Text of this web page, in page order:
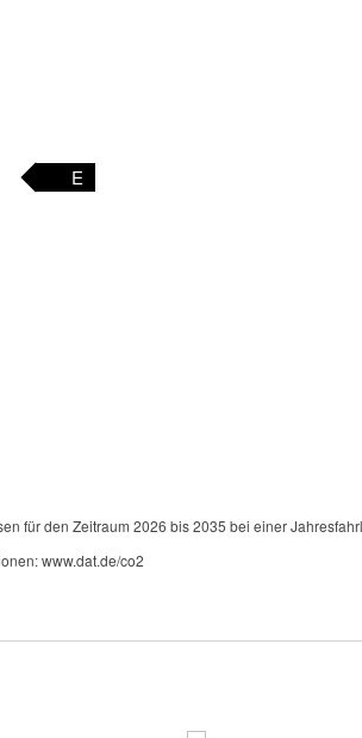
E
für den Zeitraum 2026 bis 2035 bei einer
www.dat.de/co2